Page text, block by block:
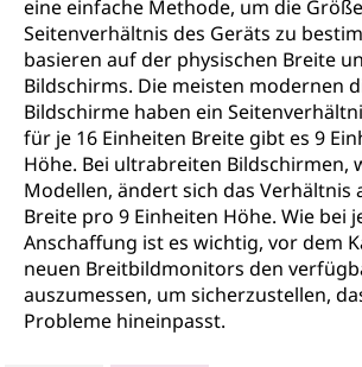
eine einfache Methode, um die
Seitenverhältnis des Geräts zu
basieren auf der physischen Breite
Bildschirms. Die meisten modernen
Bildschirme haben ein
für je 16 Einheiten Breite gibt es 9
Höhe. Bei ultrabreiten Bildschirmen,
Modellen, ändert sich das Verhältnis
Breite pro 9 Einheiten Höhe. Wie bei
Anschaffung ist es wichtig, vor dem
neuen Breitbildmonitors den
auszumessen, um sicherzustellen,
Probleme hineinpasst.